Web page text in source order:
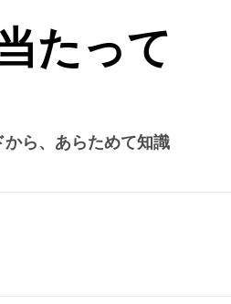
たって
ら、あらためて知識